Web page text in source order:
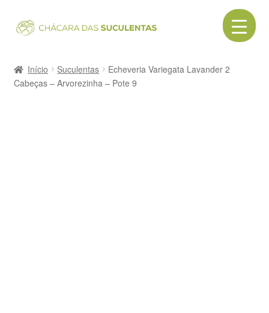
Pular
para
Pular
para
conteúdo
Acessórios
Início Suculentas
Echeveria Variegata Lavander 2
Cabeças – Arvorezinha – Pote 9